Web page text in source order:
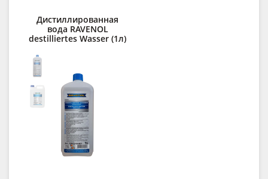
Дистиллированная
вода RAVENOL
destilliertes Wasser (1л)